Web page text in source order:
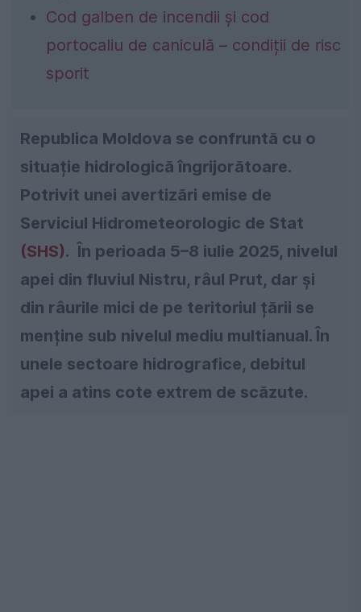
Cod galben de incendii și cod
portocaliu de caniculă – condiții de risc
sporit
Republica Moldova se confruntă cu o
situație hidrologică îngrijorătoare.
Potrivit unei avertizări emise de
Serviciul Hidrometeorologic de Stat
(SHS). În perioada 5–8 iulie 2025, nivelul
apei din fluviul Nistru, râul Prut, dar și
din râurile mici de pe teritoriul țării se
menține sub nivelul mediu multianual. În
unele sectoare hidrografice, debitul
apei a atins cote extrem de scăzute.